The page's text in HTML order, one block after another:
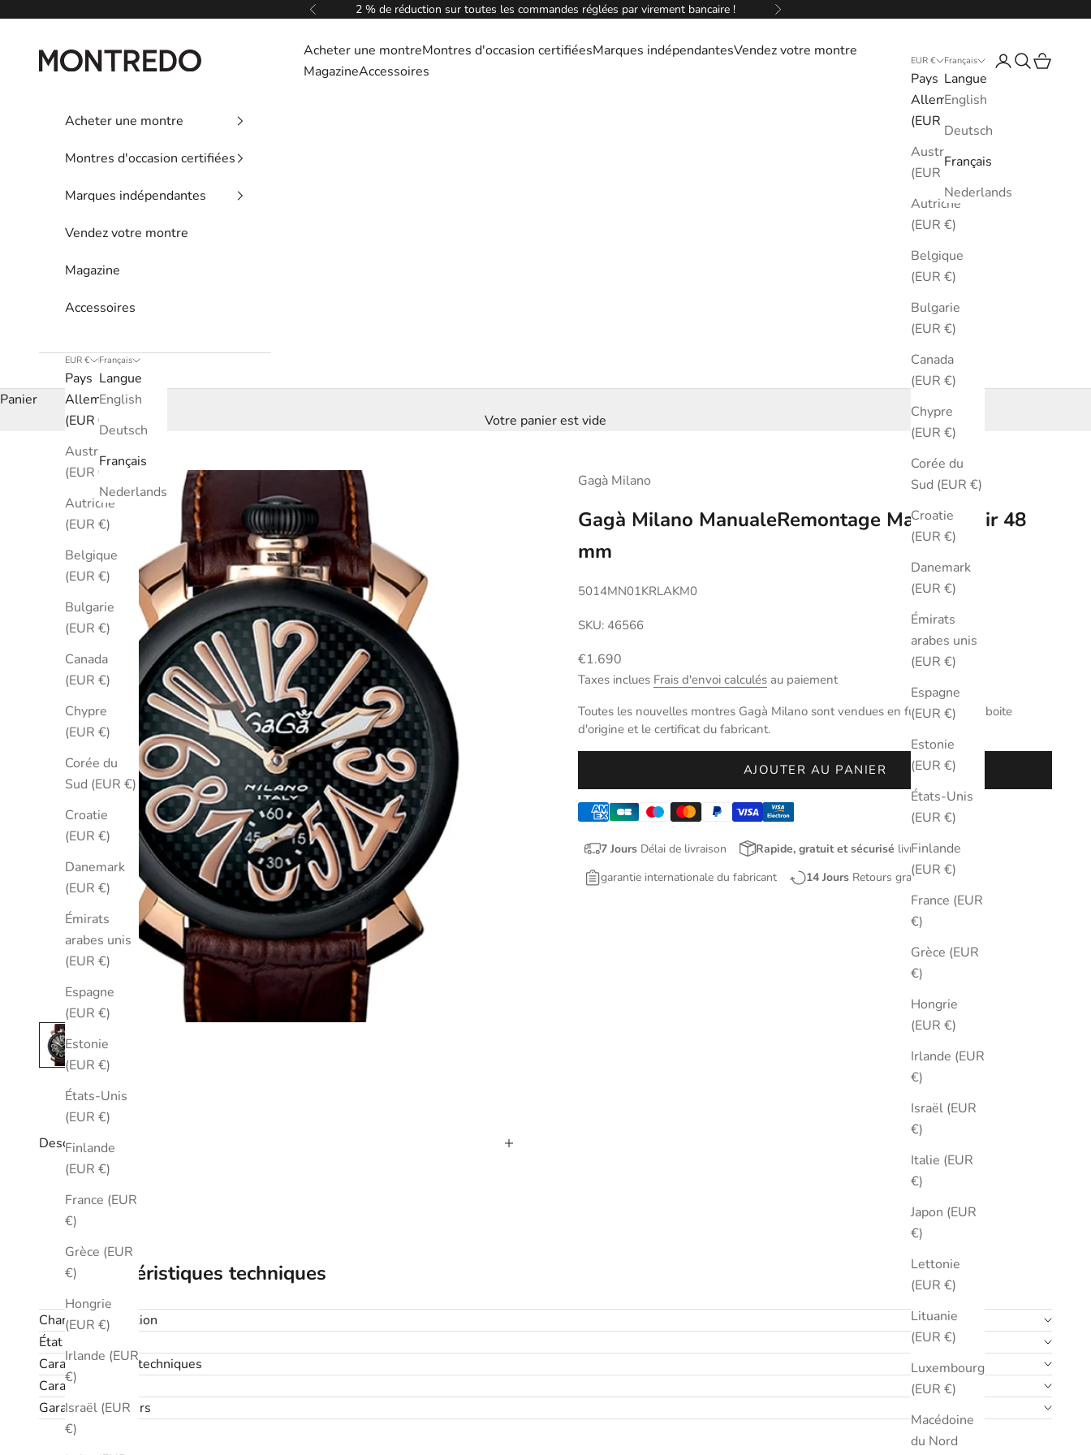
Précédent2 % de réduction sur toutes les commandes réglées par virement bancaire ! Suivant
Montredo
Acheter une montreMontres d'occasion certifiéesMarques indépendantesVendez votre montre
MagazineAccessoires
EUR €
Pays
Allemagne
(EUR €)
Australie
(EUR €)
Autriche
(EUR €)
Belgique
(EUR €)
Bulgarie
(EUR €)
Canada
(EUR €)
Chypre
(EUR €)
Corée du
Sud (EUR €)
Croatie
(EUR €)
Danemark
(EUR €)
Émirats
arabes unis
(EUR €)
Espagne
(EUR €)
Estonie
(EUR €)
États-Unis
(EUR €)
Finlande
(EUR €)
France (EUR
€)
Grèce (EUR
€)
Hongrie
(EUR €)
Irlande (EUR
€)
Israël (EUR
€)
Italie (EUR
€)
Japon (EUR
€)
Lettonie
(EUR €)
Lituanie
(EUR €)
Luxembourg
(EUR €)
Macédoine
du Nord
Français
Langue
English
Deutsch
Français
Nederlands
Connexion
Recherche
Panier
Acheter une montre
Montres d'occasion certifiées
Marques indépendantes
Vendez votre montre
Magazine
Accessoires
EUR €
Pays
Allemagne
(EUR €)
Australie
(EUR €)
Autriche
(EUR €)
Belgique
(EUR €)
Bulgarie
(EUR €)
Canada
(EUR €)
Chypre
(EUR €)
Corée du
Sud (EUR €)
Croatie
(EUR €)
Danemark
(EUR €)
Émirats
arabes unis
(EUR €)
Espagne
(EUR €)
Estonie
(EUR €)
États-Unis
(EUR €)
Finlande
(EUR €)
France (EUR
€)
Grèce (EUR
€)
Hongrie
(EUR €)
Irlande (EUR
€)
Israël (EUR
€)
Français
Langue
English
Deutsch
Français
Nederlands
Panier
Votre panier est vide
Gagà Milano
Gagà Milano ManualeRemontage Manuel Noir 48
mm
5014MN01KRLAKM0
SKU: 46566
Prix de vente
€1.690
Taxes inclues Frais d'envoi calculés au paiement
Toutes les nouvelles montres Gagà Milano sont vendues en full set avec la boite
d'origine et le certificat du fabricant.
AJOUTER AU PANIER
7 Jours Délai de livraison Rapide, gratuit et sécurisé livraison
garantie internationale du fabricant
14 Jours Retours gratuits
Description
Caractéristiques techniques
Champ d'application
État
Caractéristiques techniques
Caractéristiques
Garantie et retours